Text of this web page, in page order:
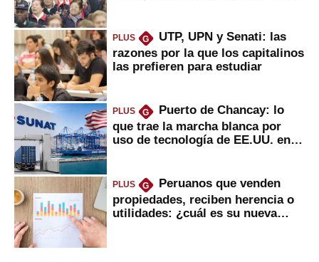
PLUS G
UTP, UPN y Senati: las
razones por la que los capitalinos
las prefieren para estudiar
PLUS G
Puerto de Chancay: lo
que trae la marcha blanca por
uso de tecnología de EE.UU. en
PLUS G
Peruanos que venden
propiedades, reciben herencia o
utilidades: ¿cuál es su nueva